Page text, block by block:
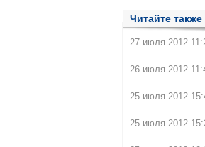
Читайте также
27 июля 2012
26 июля 2012
25 июля 2012
25 июля 2012